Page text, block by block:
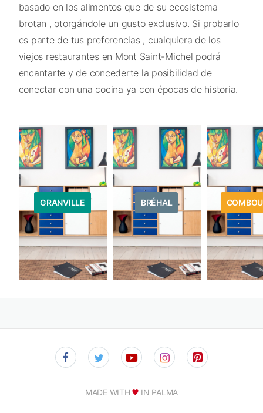
basado en los alimentos que de su ecosistema
brotan , otorgándole un gusto exclusivo. Si probarlo
es parte de tus preferencias , cualquiera de los
viejos restaurantes en Mont Saint-Michel podrá
encantarte y de concederte la posibilidad de
conectar con una cocina ya con épocas de historia.
GRANVILLE BRÉHAL
MADE WITH IN PALMA